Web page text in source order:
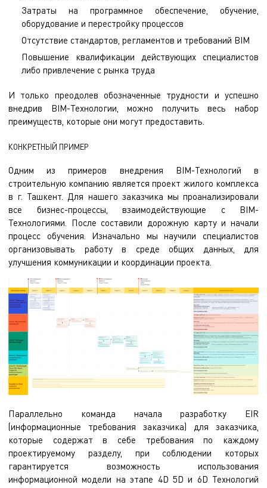
Затраты на программное обеспечение, обучение,
оборудование и перестройку процессов
Отсутствие стандартов, регламентов и требований BIM
Повышение квалификации действующих специалистов
либо привлечение с рынка труда
И только преодолев обозначенные трудности и успешно
внедрив BIM-Технологии, можно получить весь набор
преимуществ, которые они могут предоставить.
КОНКРЕТНЫЙ ПРИМЕР
Одним из примеров внедрения BIM-Технологий в
строительную компанию является проект жилого комплекса
в г. Ташкент. Для нашего заказчика мы проанализировали
все бизнес-процессы, взаимодействующие с BIM-
Технологиями. После составили дорожную карту и начали
процесс обучения. Изначально мы научили специалистов
организовывать работу в среде общих данных, для
улучшения коммуникации и координации проекта.
Параллельно команда начала разработку EIR
(информационные требования заказчика) для заказчика,
которые содержат в себе требования по каждому
проектируемому разделу, при соблюдении которых
гарантируется возможность использования
информационной модели на этапе 4D 5D и 6D Технологий